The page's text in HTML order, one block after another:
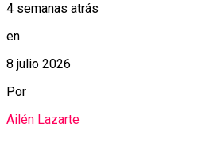
4 semanas atrás
en
8 julio 2026
Por
Ailén Lazarte